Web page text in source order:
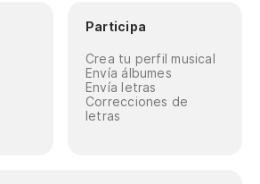
Participa
Crea tu perfil musical
Envía álbumes
Envía letras
Correcciones de
letras